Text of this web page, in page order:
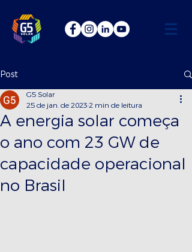
Post
A energia solar começa
o ano com 23 GW de
capacidade operacional
no Brasil
G5 Solar
25 de jan. de 20232 min de leitura